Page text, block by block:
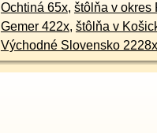
Ochtiná 65x, štôlňa v okres
Gemer 422x, štôlňa v
Východné Slovensko 2228x